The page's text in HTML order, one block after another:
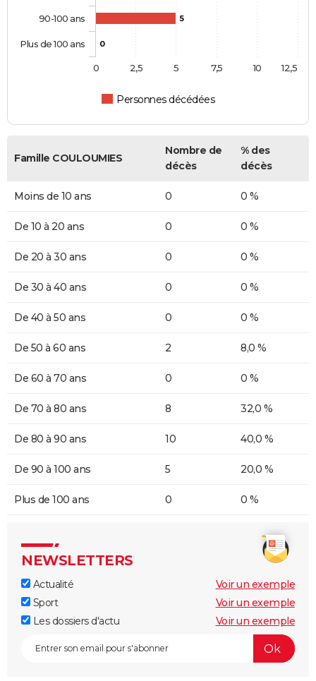
5
0
Personnes décédées
90-100 ans
Plus de 100 ans
0 10
2,5 5 7,5 12,5
Famille COULOUMIES
Nombre de
décès
% des
décès
Moins de 10 ans 0 0 %
De 10 à 20 ans 0 0 %
De 20 à 30 ans 0 0 %
De 30 à 40 ans 0 0 %
De 40 à 50 ans 0 0 %
De 50 à 60 ans 2 8,0 %
De 60 à 70 ans 0 0 %
De 70 à 80 ans 8 32,0 %
De 80 à 90 ans 10 40,0 %
De 90 à 100 ans 5 20,0 %
Plus de 100 ans 0 0 %
NEWSLETTERS
Actualité
Voir un exemple
Sport
Voir un exemple
Les dossiers d'actu
Voir un exemple